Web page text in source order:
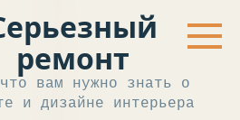
ремонт
вам нужно знать о
и дизайне интерьера